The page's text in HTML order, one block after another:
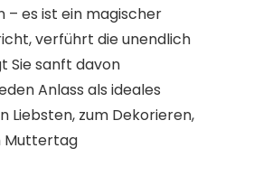
– es ist ein magischer
verführt die unendlich
Sie sanft davon
Anlass als ideales
Liebsten, zum Dekorieren,
Muttertag